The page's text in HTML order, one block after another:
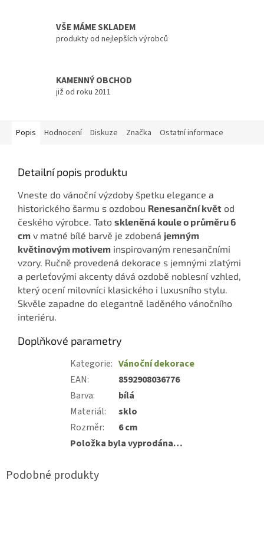
VŠE MÁME SKLADEM
produkty od nejlepších výrobců
KAMENNÝ OBCHOD
již od roku 2011
Popis Hodnocení Diskuze Značka Ostatní informace
Detailní popis produktu
Vneste do vánoční výzdoby špetku elegance a
historického šarmu s ozdobou Renesanční květ od
českého výrobce. Tato skleněná koule o průměru 6
cm v matné bílé barvě je zdobená jemným
květinovým motivem inspirovaným renesančními
vzory. Ručně provedená dekorace s jemnými zlatými
a perleťovými akcenty dává ozdobě noblesní vzhled,
který ocení milovníci klasického i luxusního stylu.
Skvěle zapadne do elegantně laděného vánočního
interiéru.
Doplňkové parametry
Kategorie: Vánoční dekorace
EAN:
8592908036776
Barva:
bílá
Materiál:
sklo
Rozměr:
6 cm
Položka byla vyprodána…